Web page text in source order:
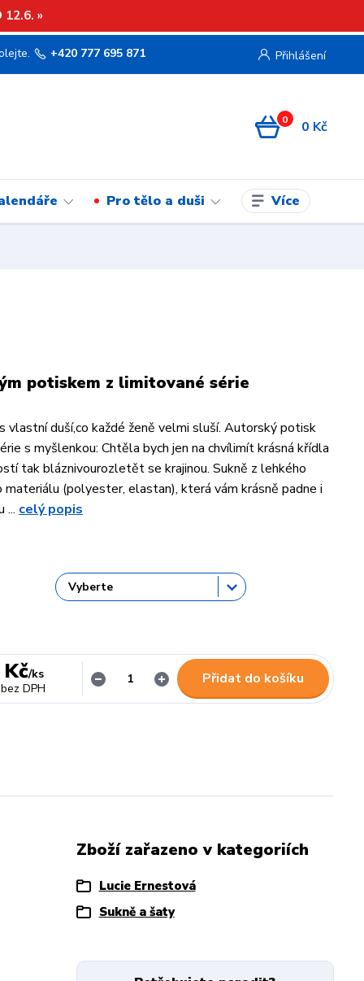
12.6. »
Přihlášení
+420 777 695 871
0 0 Kč
Pro tělo a duši Více
potiskem z limitované série
vlastní duší,co každé ženě velmi sluší. Autorský potisk
s myšlenkou: Chtěla bych jen na chvílimít krásná křídla
tak bláznivourozletět se krajinou. Sukně z lehkého
materiálu (polyester, elastan), která vám krásně padne i
... celý popis
/ks
bez DPH
Přidat do košíku
Zboží zařazeno v kategoriích
Lucie Ernestová
Sukně a šaty